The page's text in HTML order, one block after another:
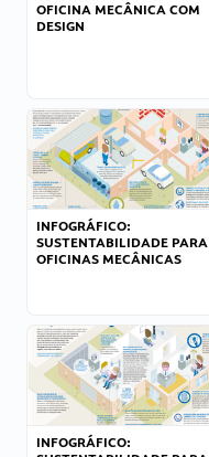
OFICINA MECÂNICA COM
DESIGN
INFOGRÁFICO:
SUSTENTABILIDADE PARA
OFICINAS MECÂNICAS
INFOGRÁFICO: